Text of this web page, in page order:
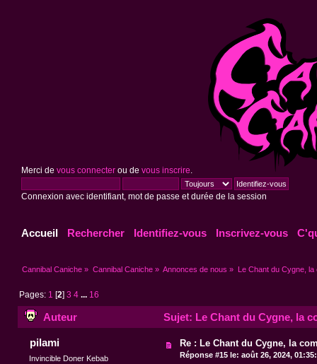
Merci de vous connecterou de vous inscrire
Connexion avec identifiant, mot de passe et durée de la session
Accueil Rechercher Identifiez-vous Inscrivez-vous
Cannibal Caniche » Cannibal Caniche» Annonces de nous » Le Chant du Cygne, la
Pages: 1 [2]3 4 ... 16
Auteur Sujet: Le Chant du Cygne, la
pilami
Invincible Doner Kebab
Re : Le Chant du Cygne, la
Réponse #15 le: août 26, 2024,